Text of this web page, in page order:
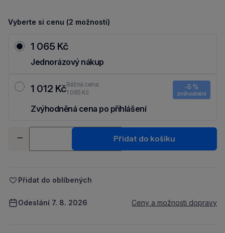
Vyberte si cenu (2 možnosti)
1 065 Kč
Jednorázový nákup
1 012 KčBěžná cena:
1 065 Kč
-5 %
zvýhodnění
Zvýhodněná cena po přihlášení
-
+
Přidat do košíku
Přidat do oblíbených
Odeslání 7. 8. 2026 Ceny a možnosti dopravy